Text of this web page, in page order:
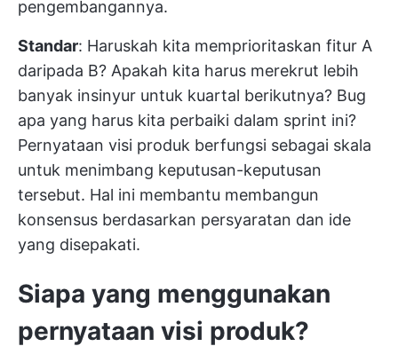
pengembangannya.
Standar: Haruskah kita memprioritaskan fitur A
daripada B? Apakah kita harus merekrut lebih
banyak insinyur untuk kuartal berikutnya? Bug
apa yang harus kita perbaiki dalam sprint ini?
Pernyataan visi produk berfungsi sebagai skala
untuk menimbang keputusan-keputusan
tersebut. Hal ini membantu membangun
konsensus berdasarkan persyaratan dan ide
yang disepakati.
Siapa yang menggunakan
pernyataan visi produk?